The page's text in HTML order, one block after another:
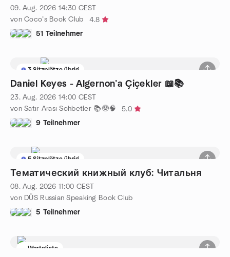
09. Aug. 2026 14:30 CEST
von Coco’s Book Club
4.8
51 Teilnehmer
3 Sitzplätze übrig
Daniel Keyes - Algernon’a Çiçekler 📖📚
23. Aug. 2026 14:00 CEST
von Satır Arası Sohbetler 📚🤓🧠
5.0
9 Teilnehmer
5 Sitzplätze übrig
Тематический книжный клуб: Читальня
08. Aug. 2026 11:00 CEST
von DÜS Russian Speaking Book Club
5 Teilnehmer
Warteliste